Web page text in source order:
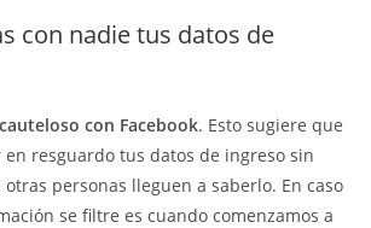
con nadie tus datos de
con Facebook. Esto sugiere que
resguardo tus datos de ingreso sin
personas lleguen a saberlo. En caso
se filtre es cuando comenzamos a